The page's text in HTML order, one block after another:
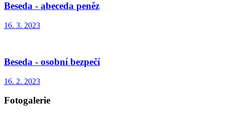
Beseda - abeceda peněz
16. 3. 2023
Beseda - osobní bezpečí
16. 2. 2023
Fotogalerie